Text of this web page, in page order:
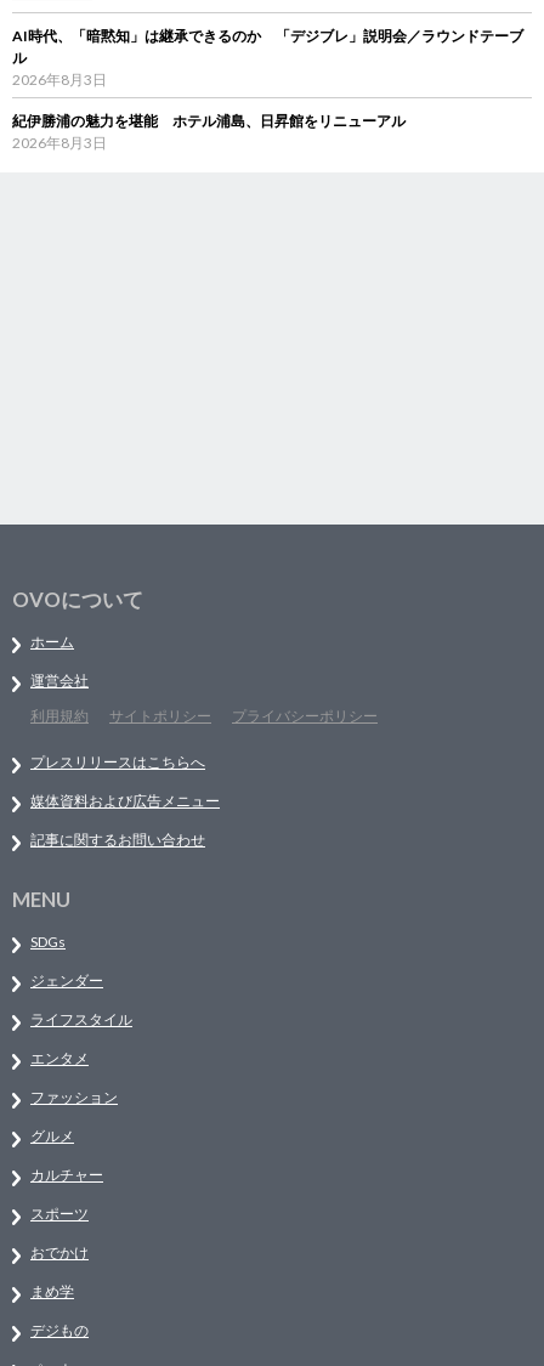
AI時代、「暗黙知」は継承できるのか 「デジブレ」説明会／ラウンドテーブ
ル
2026年8月3日
紀伊勝浦の魅力を堪能 ホテル浦島、日昇館をリニューアル
2026年8月3日
OVOについて
ホーム
運営会社
利用規約
サイトポリシー プライバシーポリシー
プレスリリースはこちらへ
媒体資料および広告メニュー
記事に関するお問い合わせ
MENU
SDGs
ジェンダー
ライフスタイル
エンタメ
ファッション
グルメ
カルチャー
スポーツ
おでかけ
まめ学
デジもの